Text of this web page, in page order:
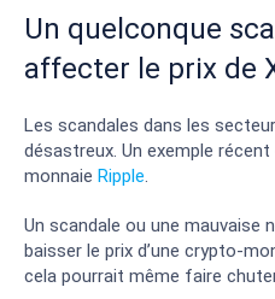
Un quelconque
affecter le prix de
Les scandales dans les
désastreux. Un exemple
monnaie Ripple.
Un scandale ou une mauvaise
baisser le prix d’une crypto-
cela pourrait même faire